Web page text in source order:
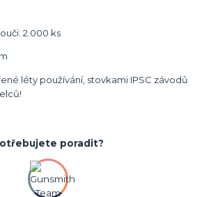
2.000 ks
léty používání, stovkami IPSC závodů
poradit?